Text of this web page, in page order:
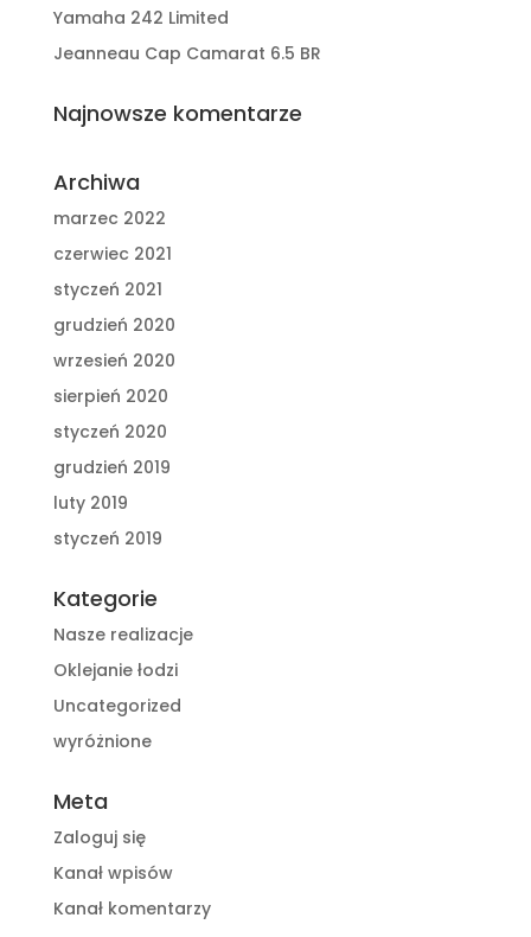
Yamaha 242 Limited
Jeanneau Cap Camarat 6.5 BR
Najnowsze komentarze
Archiwa
marzec 2022
czerwiec 2021
styczeń 2021
grudzień 2020
wrzesień 2020
sierpień 2020
styczeń 2020
grudzień 2019
luty 2019
styczeń 2019
Kategorie
Nasze realizacje
Oklejanie łodzi
Uncategorized
wyróżnione
Meta
Zaloguj się
Kanał wpisów
Kanał komentarzy